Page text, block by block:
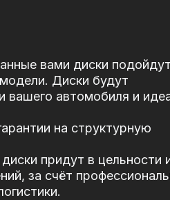
вами диски
Диски будут
автомобиля и
на структурную
придут в цельности
за счёт